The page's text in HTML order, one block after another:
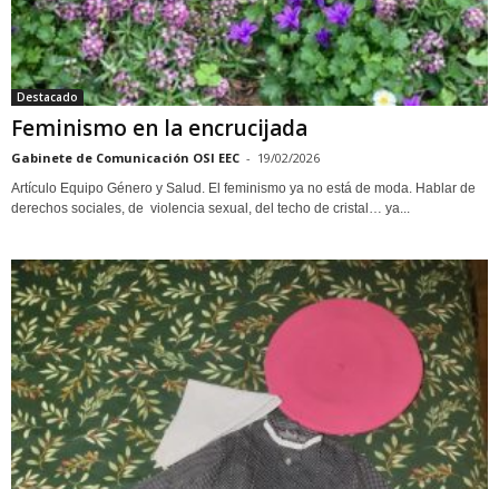
Destacado
Feminismo en la encrucijada
Gabinete de Comunicación OSI EEC - 19/02/2026
Artículo Equipo Género y Salud. El feminismo ya no está de moda. Hablar de
derechos sociales, de violencia sexual, del techo de cristal… ya...